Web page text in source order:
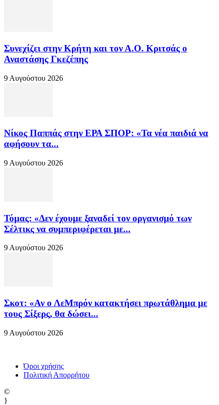
Συνεχίζει στην Κρήτη και τον Α.Ο. Κριτσάς ο
Αναστάσης Γκεζέπης
9 Αυγούστου 2026
Νίκος Παππάς στην ΕΡΑ ΣΠΟΡ: «Τα νέα παιδιά να
αφήσουν τα...
9 Αυγούστου 2026
Τόμας: «Δεν έχουμε ξαναδεί τον οργανισμό των
Σέλτικς να συμπεριφέρεται με...
9 Αυγούστου 2026
Σκοτ: «Αν ο ΛεΜπρόν κατακτήσει πρωτάθλημα με
τους Σίξερς, θα δώσει...
9 Αυγούστου 2026
Όροι χρήσης
Πολιτική Απορρήτου
©
}